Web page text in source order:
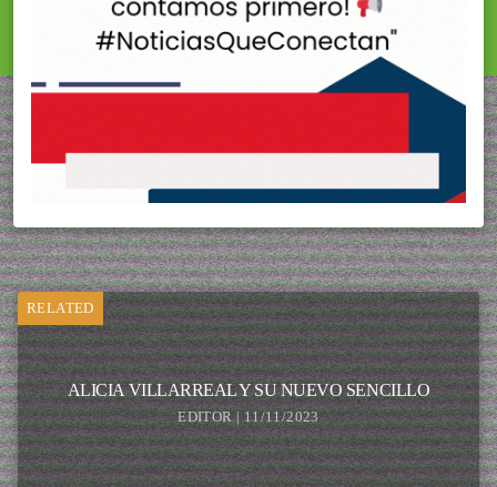
RELATED
ALICIA VILLARREAL Y SU NUEVO SENCILLO
EDITOR | 11/11/2023